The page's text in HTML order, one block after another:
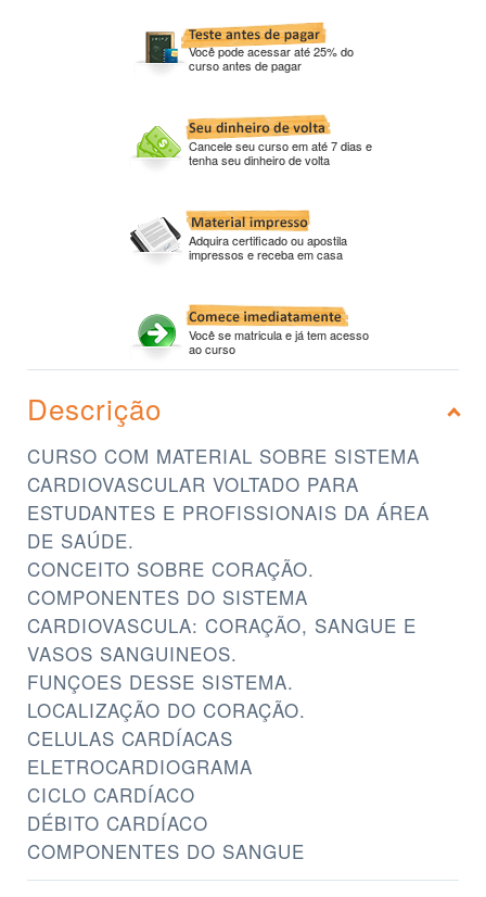
Você pode acessar até 25% do
curso antes de pagar
Cancele seu curso em até 7 dias e
tenha seu dinheiro de volta
Adquira certificado ou apostila
impressos e receba em casa
Você se matricula e já tem acesso
ao curso
Descrição
CURSO COM MATERIAL SOBRE SISTEMA
CARDIOVASCULAR VOLTADO PARA
ESTUDANTES E PROFISSIONAIS DA ÁREA
DE SAÚDE.
CONCEITO SOBRE CORAÇÃO.
COMPONENTES DO SISTEMA
CARDIOVASCULA: CORAÇÃO, SANGUE E
VASOS SANGUINEOS.
FUNÇOES DESSE SISTEMA.
LOCALIZAÇÃO DO CORAÇÃO.
CELULAS CARDÍACAS
ELETROCARDIOGRAMA
CICLO CARDÍACO
DÉBITO CARDÍACO
COMPONENTES DO SANGUE